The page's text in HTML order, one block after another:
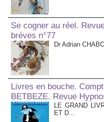
Se cogner au réel.
brèves n°77
Dr Adrian
Livres en bouche.
BETBEZE. Revue
LE GRAND
ET D...